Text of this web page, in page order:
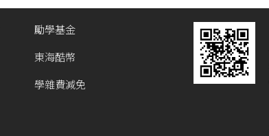
勵學基金
東海酷幣
學雜費減免